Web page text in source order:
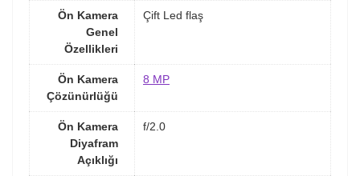
Ön Kamera
Genel
Özellikleri
Çift Led flaş
Ön Kamera
Çözünürlüğü
8 MP
Ön Kamera
Diyafram
Açıklığı
f/2.0